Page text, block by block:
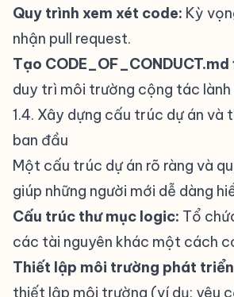
Quy trình xem xét code: Kỳ
nhận pull request.
Tạo CODE_OF_CONDUCT.md
duy trì môi trường cộng tác lành
1.4. Xây dựng cấu trúc dự án
ban đầu
Một cấu trúc dự án rõ ràng và
giúp những người mới dễ dàng
Cấu trúc thư mục logic: Tổ
các tài nguyên khác một cách
Thiết lập môi trường phát
thiết lập môi trường (ví dụ: yêu